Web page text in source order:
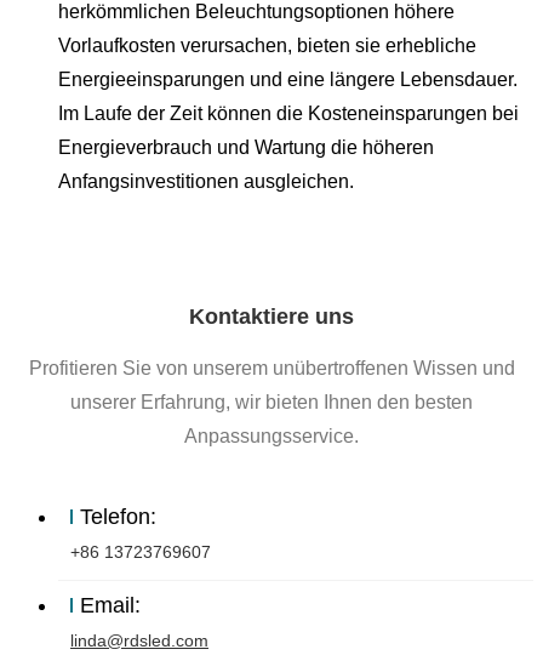
herkömmlichen Beleuchtungsoptionen höhere
Vorlaufkosten verursachen, bieten sie erhebliche
Energieeinsparungen und eine längere Lebensdauer.
Im Laufe der Zeit können die Kosteneinsparungen bei
Energieverbrauch und Wartung die höheren
Anfangsinvestitionen ausgleichen.
Kontaktiere uns
Profitieren Sie von unserem unübertroffenen Wissen und
unserer Erfahrung, wir bieten Ihnen den besten
Anpassungsservice.
Telefon:
+86 13723769607
Email:
linda@rdsled.com